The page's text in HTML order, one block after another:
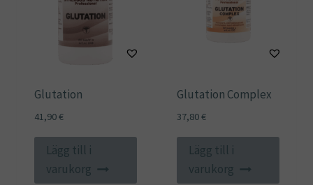
Glutation
41,90€
Lägg till i
varukorg
Glutation Complex
37,80€
Lägg till i
varukorg